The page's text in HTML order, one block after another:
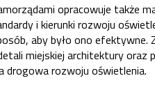
opracowuje także
i kierunki rozwoju
aby było ono
miejskiej architektury
drogowa rozwoju oświetlenia.